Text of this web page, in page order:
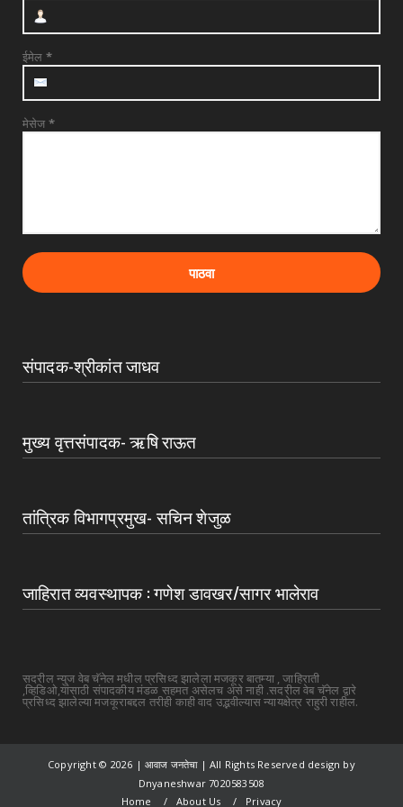
श्री त्र्यंबकराज स्वामींची पायी दिंडी सोहळ्याची
सांगता
ईमेल *
मेसेज *
संपादक-श्रीकांत जाधव
मुख्य वृत्तसंपादक- ऋषि राऊत
तांत्रिक विभागप्रमुख- सचिन शेजुळ
जाहिरात व्यवस्थापक : गणेश डावखर/सागर भालेराव
सदरील न्युज वेब चॅनेल मधील प्रसिध्द झालेला मजकूर बातम्या , जाहिराती
,व्हिडिओ,यांसाठी संपादकीय मंडळ सहमत असेलच असे नाही .सदरील वेब चॅनेल द्वारे
प्रसिध्द झालेल्या मजकूराबद्दल तरीही काही वाद उद्भवील्यास न्यायक्षेत्र राहुरी राहील.
Copyright © 2026 | आवाज जनतेचा | All Rights Reserved design by
Dnyaneshwar 7020583508
Home
About Us Privacy